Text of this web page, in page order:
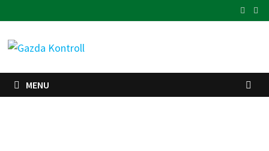
to
content
MENU